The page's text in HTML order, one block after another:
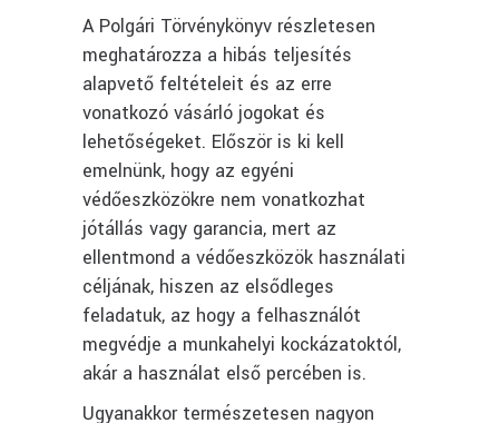
A Polgári Törvénykönyv részletesen
meghatározza a hibás teljesítés
alapvető feltételeit és az erre
vonatkozó vásárló jogokat és
lehetőségeket. Először is ki kell
emelnünk, hogy az egyéni
védőeszközökre nem vonatkozhat
jótállás vagy garancia, mert az
ellentmond a védőeszközök használati
céljának, hiszen az elsődleges
feladatuk, az hogy a felhasználót
megvédje a munkahelyi kockázatoktól,
akár a használat első percében is.
Ugyanakkor természetesen nagyon